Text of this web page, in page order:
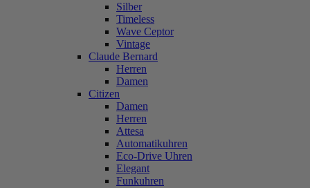
Silber
Timeless
Wave Ceptor
Vintage
Claude Bernard
Herren
Damen
Citizen
Damen
Herren
Attesa
Automatikuhren
Eco-Drive Uhren
Elegant
Funkuhren